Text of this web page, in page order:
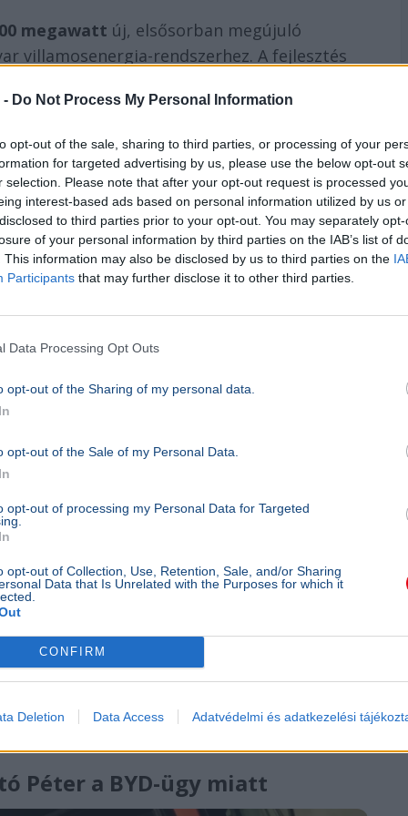
- Do Not Process My Personal Information
opt-out of the sale, sharing to third parties, or processing of your
for targeted advertising by us, please use the below opt-out
selection. Please note that after your opt-out request is processed
interest-based ads based on personal information utilized by us
to third parties prior to your opt-out. You may separately
of your personal information by third parties on the IAB’s list of
This information may also be disclosed by us to third parties on the
Participants that may further disclose it to other third parties.
Data Processing Opt Outs
opt-out of the Sharing of my personal data.
opt-out of the Sale of my Personal Data.
opt-out of processing my Personal Data for Targeted
opt-out of Collection, Use, Retention, Sale, and/or Sharing
Data that Is Unrelated with the Purposes for which it
CONFIRM
Deletion Data Access Adatvédelmi és adatkezelési
megawatt új, elsősorban megújuló
villamosenergia-rendszerhez. A fejlesztés
a hazai energiatermelés bővülését is
az elektromos energiára, annál
infrastruktúra.” – Kapitány István
nyílik. Ezek az eszközök segíthetik
nyomon követésében és tudatosabb
jelentős lépést jelentenek a
diverzifikációja, valamint a
felé.
Facebook
Péter a BYD-ügy miatt